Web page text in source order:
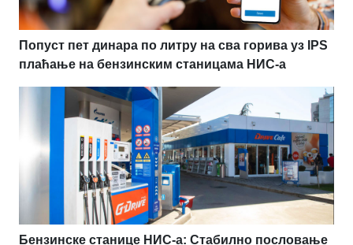
Попуст пет динара по литру на сва горива уз IPS
плаћање на бензинским станицама НИС-а
Бензинске станице НИС-а: Стабилно пословање